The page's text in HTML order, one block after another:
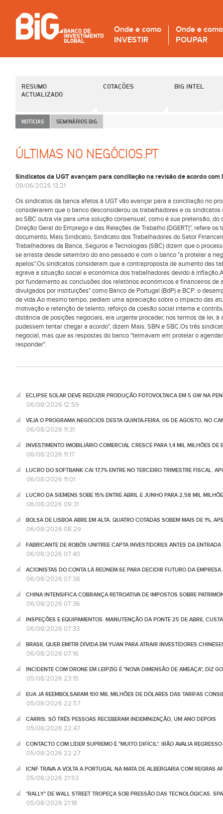
Onde e como
INVESTIR
Onde e como
POUPAR
RESUMO
ACTUALIZADO
COTAÇÕES BIG INTEL
NOTICIAS SEMINÁRIOS BiG
ÚLTIMAS NO NEGÓCIOS.PT
Sindicatos da UGT avançam para conciliação na revisão de acordo
09/06/2026 13:21
Os sindicatos da banca afetos à UGT vão avançar para a conciliação no
considerarem que o banco desconsiderou os trabalhadores e os
ao SBC outra via para uma solução consensual, como é sua pretensão,
Direção Geral do Emprego e das Relações de Trabalho (DGERT)", refere
documento, Mais Sindicato, Sindicato dos Trabalhadores do Setor
Trabalhadores da Banca, Seguros e Tecnologias (SBC) dizem que o
se arrasta desde setembro do ano passado e com o banco "a protelar a
apelos".Os sindicatos consideram que a contraproposta de aumento das
agrava a situação social e económica dos trabalhadores devido à
por fundamento as conclusões dos relatórios económicos e financeiros
divulgados por instituições" como Banco de Portugal (BdP) e BCP, o
de vida.Ao mesmo tempo, pediam uma apreciação sobre o impacto das
motivação e retenção de talento, reforço da coesão social interna e
distância de posições negociais, era urgente proceder, nos termos da lei,
pudessem tentar chegar a acordo", dizem Mais, SBN e SBC.Os três
negocial, mas que as respostas do banco "teimavam em protelar o
responder".
ECLIPSE SOLAR DEVE REDUZIR PRODUÇÃO FOTOVOLTAICA EM 5 GW NA
06/08/2026 12:59
VEJA O PROGRAMA NEGÓCIOS DESTA QUINTA-FEIRA, 06 DE AGOSTO, NO
06/08/2026 11:31
INVESTIMENTO IMOBILIÁRIO COMERCIAL CRESCE PARA 1,4 MIL MILHÕES DE
06/08/2026 11:17
LUCRO DO SOFTBANK CAI 17,7% ENTRE NO TERCEIRO TRIMESTRE FISCAL.
06/08/2026 11:01
LUCRO DA SIEMENS SOBE 15% ENTRE ABRIL E JUNHO PARA 2,58 MIL
06/08/2026 09:31
BOLSA DE LISBOA ABRE EM ALTA. QUATRO COTADAS SOBEM MAIS DE 1%,
06/08/2026 08:29
FABRICANTE DE ROBÔS UNITREE CAPTA INVESTIDORES ANTES DA ENTRADA
06/08/2026 07:40
ACIONISTAS DO CONTA LÁ REÚNEM-SE PARA DECIDIR FUTURO DA
06/08/2026 07:38
CHINA INTENSIFICA COBRANÇA RETROATIVA DE IMPOSTOS SOBRE
06/08/2026 07:36
INSPEÇÕES E EQUIPAMENTOS. MANUTENÇÃO DA PONTE 25 DE ABRIL
06/08/2026 07:33
BRASIL QUER EMITIR DÍVIDA EM YUAN PARA ATRAIR INVESTIDORES
06/08/2026 07:16
INCIDENTE COM DRONE EM LEIPZIG É "NOVA DIMENSÃO DE AMEAÇA", DIZ
05/08/2026 23:15
EUA JÁ REEMBOLSARAM 100 MIL MILHÕES DE DÓLARES DAS TARIFAS
05/08/2026 22:57
CARRIS: SÓ TRÊS PESSOAS RECEBERAM INDEMNIZAÇÃO, UM ANO DEPOIS
05/08/2026 22:47
CONTACTO COM LÍDER SUPREMO É "MUITO DIFÍCIL". IRÃO AVALIA
05/08/2026 22:27
ICNF TRAVA A VOLTA A PORTUGAL NA MATA DE ALBERGARIA COM REGRAS
05/08/2026 21:53
"RALLY" DE WALL STREET TROPEÇA SOB PRESSÃO DAS TECNOLÓGICAS.
05/08/2026 21:18